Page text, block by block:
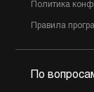
Политика
Правила
По